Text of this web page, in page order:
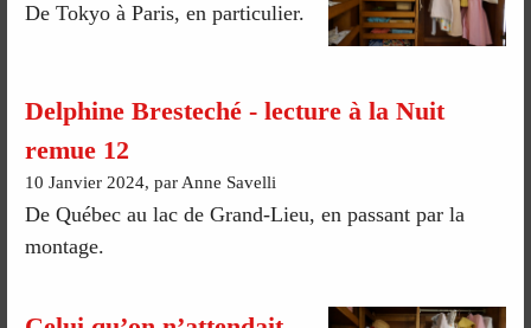
De Tokyo à Paris, en particulier.
Delphine Bresteché - lecture à la Nuit
remue 12
10 Janvier 2024, par Anne Savelli
De Québec au lac de Grand-Lieu, en passant par la
montage.